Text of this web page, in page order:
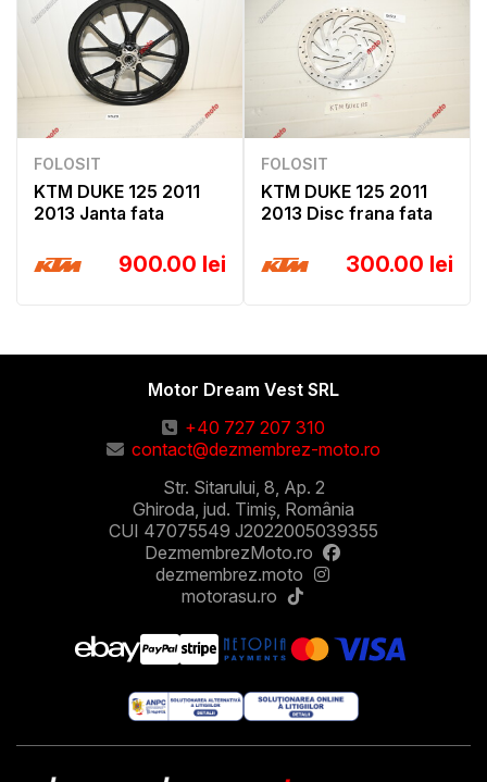
FOLOSIT
KTM DUKE 125 2011
2013 Janta fata
900.00 lei
FOLOSIT
KTM DUKE 125 2011
2013 Disc frana fata
300.00 lei
Motor Dream Vest SRL
+40 727 207 310
contact@dezmembrez-moto.ro
Str. Sitarului, 8, Ap. 2
Ghiroda, jud. Timiș, România
CUI 47075549 J2022005039355
DezmembrezMoto.ro
dezmembrez.moto
motorasu.ro